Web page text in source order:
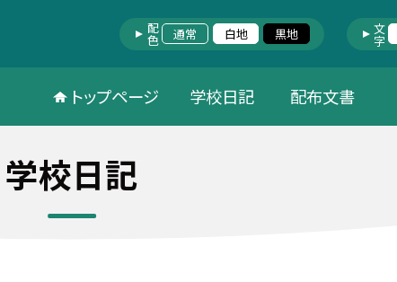
配色 通常 白地 黒地 文字
トップページ 学校日記 配布文書
学校日記